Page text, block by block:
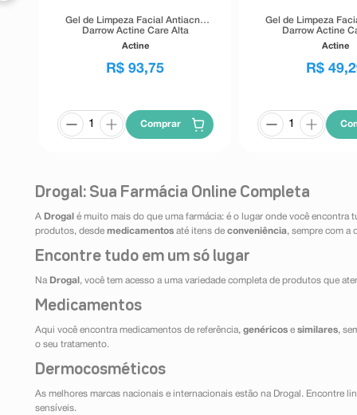
Gel de Limpeza Facial Antiacne
Darrow Actine Care Alta
Tolerância 400g
Actine
R$ 93,75
Comprar
Gel de Limpeza
Darrow Actine
Tolerância
Actine
R$ 49,
Drogal: Sua Farmácia Online Completa
A Drogal é muito mais do que uma farmácia: é o lugar onde você encontra
produtos, desde medicamentos até itens de conveniência, sempre com a
Encontre tudo em um só lugar
Na Drogal , você tem acesso a uma variedade completa de produtos que
Medicamentos
Aqui você encontra medicamentos de referência, genéricos e similares,
o seu tratamento.
Dermocosméticos
As melhores marcas nacionais e internacionais estão na Drogal. Encontre
sensíveis.